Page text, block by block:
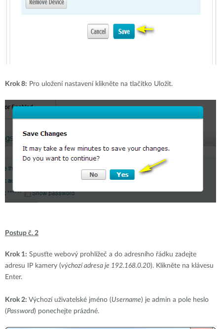
Krok 8: Pro uložení nastavení klikněte na tlačítko Uložit.
Postup č. 2
Krok 1: Spusťte webový prohlížeč a do adresního řádku zadejte
adresu IP kamery (výchozí adresa je 192.168.0.20). Klikněte na klávesu
Enter.
Krok 2: Výchozí uživatelské jméno (Username) je admin a pole heslo
(Password) ponechejte prázdné.